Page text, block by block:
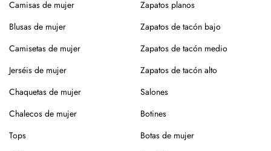
secar en percha y a la sombra para conservar la forma y el
color.
¿Vas a usar lavadora? Elige un programa delicado en frío,
puedan dañar el tejido.
Para el planchado, utiliza temperatura media y, si puedes,
Camisas de mujer
Blusas de mujer
Camisetas de mujer
Jerséis de mujer
Chaquetas de mujer
Chalecos de mujer
Tops
Zapatos planos
Zapatos de tacón bajo
Zapatos de tacón medio
Zapatos de tacón alto
Salones
Botines
Botas de mujer